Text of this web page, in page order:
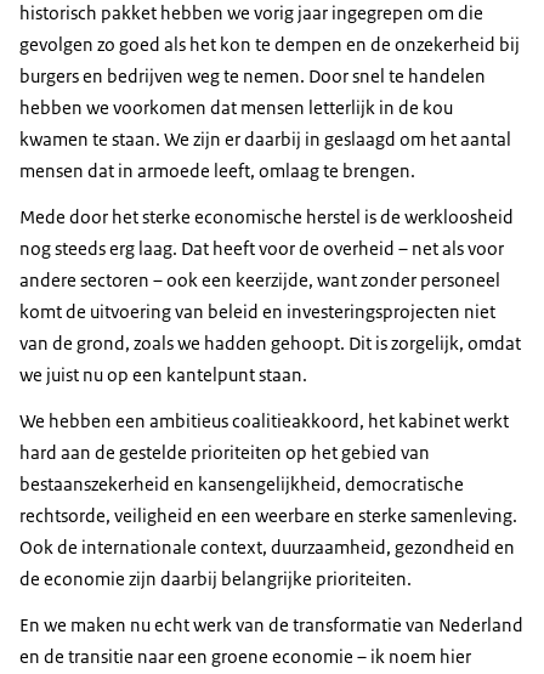
historisch pakket hebben we vorig jaar ingegrepen om die
gevolgen zo goed als het kon te dempen en de onzekerheid bij
burgers en bedrijven weg te nemen. Door snel te handelen
hebben we voorkomen dat mensen letterlijk in de kou
kwamen te staan. We zijn er daarbij in geslaagd om het aantal
mensen dat in armoede leeft, omlaag te brengen.
Mede door het sterke economische herstel is de werkloosheid
nog steeds erg laag. Dat heeft voor de overheid – net als voor
andere sectoren – ook een keerzijde, want zonder personeel
komt de uitvoering van beleid en investeringsprojecten niet
van de grond, zoals we hadden gehoopt. Dit is zorgelijk, omdat
we juist nu op een kantelpunt staan.
We hebben een ambitieus coalitieakkoord, het kabinet werkt
hard aan de gestelde prioriteiten op het gebied van
bestaanszekerheid en kansengelijkheid, democratische
rechtsorde, veiligheid en een weerbare en sterke samenleving.
Ook de internationale context, duurzaamheid, gezondheid en
de economie zijn daarbij belangrijke prioriteiten.
En we maken nu echt werk van de transformatie van Nederland
en de transitie naar een groene economie – ik noem hier